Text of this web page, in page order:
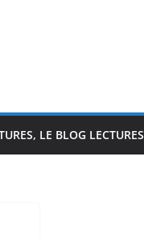
LE BLOG LECTURES